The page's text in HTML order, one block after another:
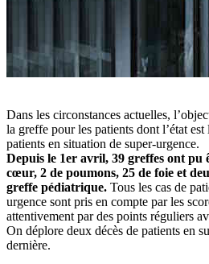
Dans les circonstances actuelles,
la greffe pour les patients dont l’état
patients en situation de super-urgence.
Depuis le 1er avril, 39 greffes ont pu
cœur, 2 de poumons, 25 de foie et
greffe pédiatrique. Tous les cas de
urgence sont pris en compte par les
attentivement par des points réguliers
On déplore deux décès de patients en
dernière.